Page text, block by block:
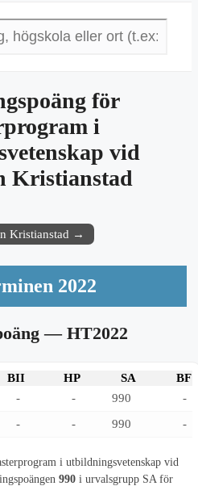
för
i
vid
Kristianstad
Kristianstad →
2022
— HT2022
BII HP SA
BF
- - 990
-
- - 990 -
i utbildningsvetenskap vid
990 i urvalsgrupp SA för